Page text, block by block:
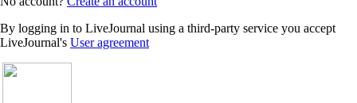
By logging in to LiveJournal using a third-party service you accept
LiveJournal's User agreement